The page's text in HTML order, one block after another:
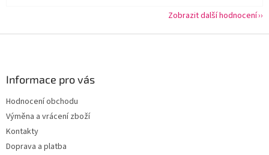
Zobrazit další hodnocení
Informace pro vás
Hodnocení obchodu
Výměna a vrácení zboží
Kontakty
Doprava a platba